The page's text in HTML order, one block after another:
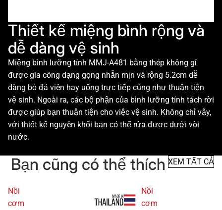
Thiết kế miệng bình rộng và
dễ dàng vệ sinh
Miệng bình lưỡng tính MMJ-A481 bằng thép không gỉ
được gia công dạng gọng nhẵn mịn và rộng 5.2cm dễ
dàng bỏ đá viên hay uống trực tiếp cũng như thuận tiện
vệ sinh. Ngoài ra, các bộ phận của bình lưỡng tính tách rời
được giúp bạn thuận tiện cho việc vệ sinh. Không chỉ vậy,
với thiết kế nguyên khối bạn có thể rửa được dưới vòi
nước.
Bạn cũng có thể thích XEM TẤT CẢ
Nồi
cơm
Nồi
cơm